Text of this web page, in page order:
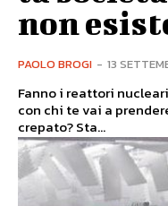
non
PAOLO BROGI - 13
Fanno i reattori
con chi te vai a
crepato? Sta...